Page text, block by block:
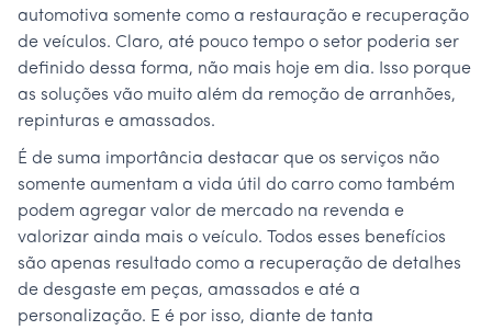
automotiva somente como a restauração e recuperação
de veículos. Claro, até pouco tempo o setor poderia ser
definido dessa forma, não mais hoje em dia. Isso porque
as soluções vão muito além da remoção de arranhões,
repinturas e amassados.
É de suma importância destacar que os serviços não
somente aumentam a vida útil do carro como também
podem agregar valor de mercado na revenda e
valorizar ainda mais o veículo. Todos esses benefícios
são apenas resultado como a recuperação de detalhes
de desgaste em peças, amassados e até a
personalização. E é por isso, diante de tanta